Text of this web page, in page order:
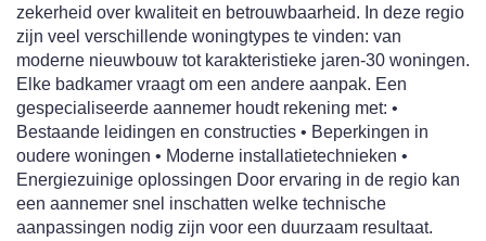
zekerheid over kwaliteit en betrouwbaarheid. In deze regio
zijn veel verschillende woningtypes te vinden: van
moderne nieuwbouw tot karakteristieke jaren-30 woningen.
Elke badkamer vraagt om een andere aanpak. Een
gespecialiseerde aannemer houdt rekening met: •
Bestaande leidingen en constructies • Beperkingen in
oudere woningen • Moderne installatietechnieken •
Energiezuinige oplossingen Door ervaring in de regio kan
een aannemer snel inschatten welke technische
aanpassingen nodig zijn voor een duurzaam resultaat.